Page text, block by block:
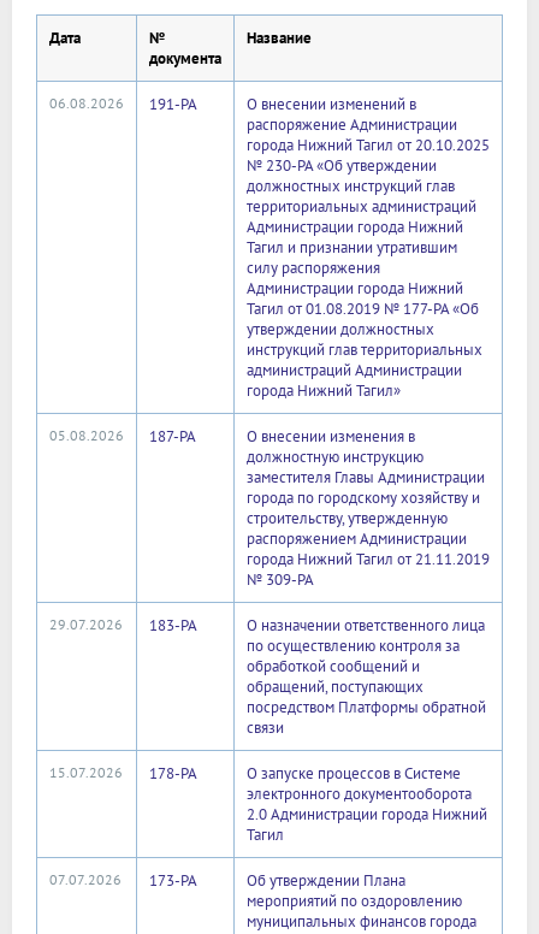
Дата
№
документа
Название
06.08.2026 191-РА
О внесении изменений в
распоряжение Администрации
города Нижний Тагил от 20.10.2025
№ 230-РА «Об утверждении
должностных инструкций глав
территориальных администраций
Администрации города Нижний
Тагил и признании утратившим
силу распоряжения
Администрации города Нижний
Тагил от 01.08.2019 № 177-РА «Об
утверждении должностных
инструкций глав территориальных
администраций Администрации
города Нижний Тагил»
05.08.2026 187-РА
О внесении изменения в
должностную инструкцию
заместителя Главы Администрации
города по городскому хозяйству и
строительству, утвержденную
распоряжением Администрации
города Нижний Тагил от 21.11.2019
№ 309-РА
29.07.2026 183-РА
О назначении ответственного лица
по осуществлению контроля за
обработкой сообщений и
обращений, поступающих
посредством Платформы обратной
связи
15.07.2026 178-РА
О запуске процессов в Системе
электронного документооборота
2.0 Администрации города Нижний
Тагил
07.07.2026 173-РА
Об утверждении Плана
мероприятий по оздоровлению
муниципальных финансов города